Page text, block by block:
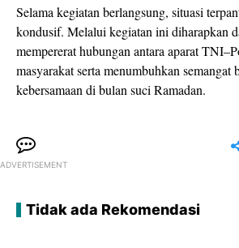
Selama kegiatan berlangsung, situasi
kondusif. Melalui kegiatan ini diharapkan
mempererat hubungan antara aparat
masyarakat serta menumbuhkan semangat
kebersamaan di bulan suci Ramadan.
ADVERTISEMENT
Tidak ada Rekomendasi